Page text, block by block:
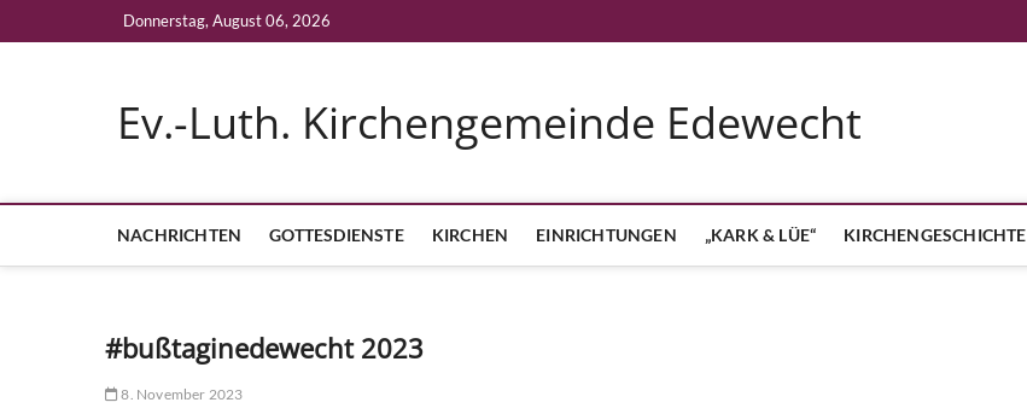
to
Donnerstag, August 06, 2026
Ev.-Luth. Kirchengemeinde Edewecht
NACHRICHTEN GOTTESDIENSTE KIRCHEN EINRICHTUNGEN „KARK & LÜE“ KIRCHENGESCHICHTE
#bußtaginedewecht 2023
8. November 2023